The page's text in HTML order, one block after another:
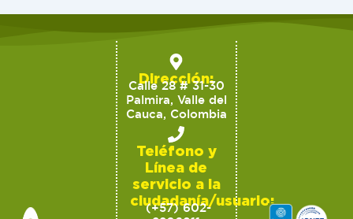
Dirección:
Calle 28 # 31-30
Palmira, Valle del
Cauca, Colombia
Teléfono y
Línea de
servicio a la
ciudadanía/usuario:
(+57) 602-